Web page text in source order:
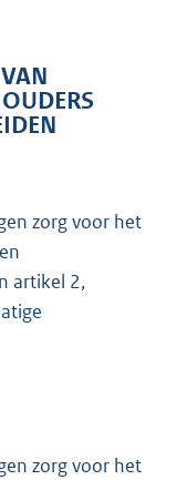
zorg voor het
artikel 2,
zorg voor het